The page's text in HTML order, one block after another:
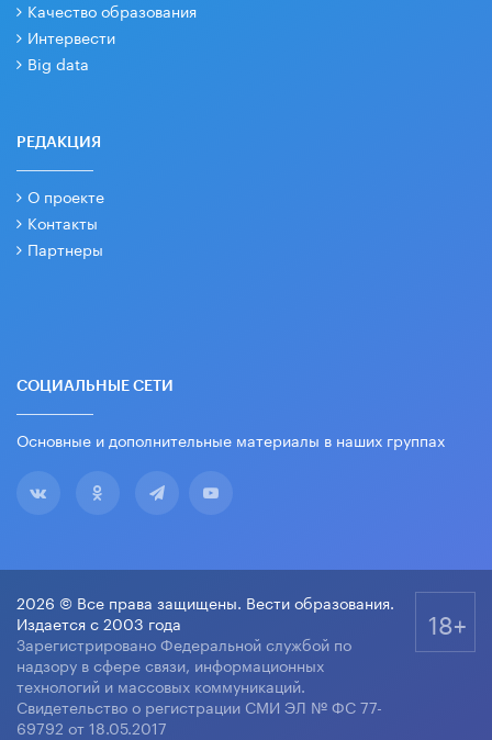
Качество образования
Интервести
Big data
РЕДАКЦИЯ
О проекте
Контакты
Партнеры
СОЦИАЛЬНЫЕ СЕТИ
Основные и дополнительные материалы в наших группах
2026 © Все права защищены. Вести образования.
Издается с 2003 года
Зарегистрировано Федеральной службой по
надзору в сфере связи, информационных
технологий и массовых коммуникаций.
Свидетельство о регистрации СМИ ЭЛ № ФС 77-
69792 от 18.05.2017
18+